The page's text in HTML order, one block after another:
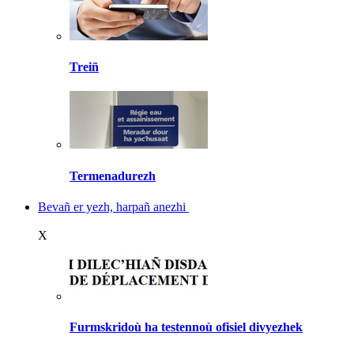
Treiñ
Termenadurezh
Bevañ er yezh, harpañ anezhi
X
Furmskridoù ha testennoù ofisiel divyezhek